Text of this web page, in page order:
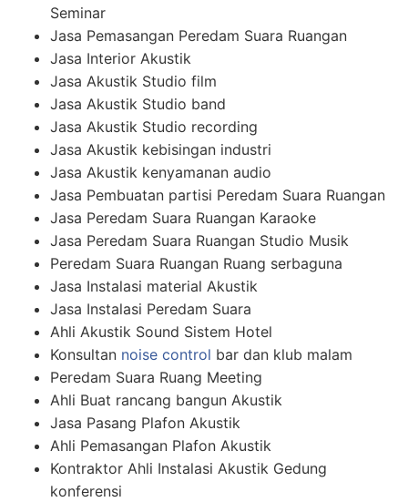
Seminar
Jasa Pemasangan Peredam Suara Ruangan
Jasa Interior Akustik
Jasa Akustik Studio film
Jasa Akustik Studio band
Jasa Akustik Studio recording
Jasa Akustik kebisingan industri
Jasa Akustik kenyamanan audio
Jasa Pembuatan partisi Peredam Suara Ruangan
Jasa Peredam Suara Ruangan Karaoke
Jasa Peredam Suara Ruangan Studio Musik
Peredam Suara Ruangan Ruang serbaguna
Jasa Instalasi material Akustik
Jasa Instalasi Peredam Suara
Ahli Akustik Sound Sistem Hotel
Konsultan noise control bar dan klub malam
Peredam Suara Ruang Meeting
Ahli Buat rancang bangun Akustik
Jasa Pasang Plafon Akustik
Ahli Pemasangan Plafon Akustik
Kontraktor Ahli Instalasi Akustik Gedung
konferensi